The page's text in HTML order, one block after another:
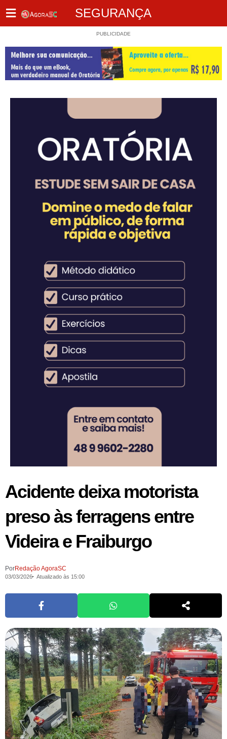
SEGURANÇA
PUBLICIDADE
Acidente deixa motorista
preso às ferragens entre
Videira e Fraiburgo
PorRedação AgoraSC
03/03/2026 Atualizado às 15:00